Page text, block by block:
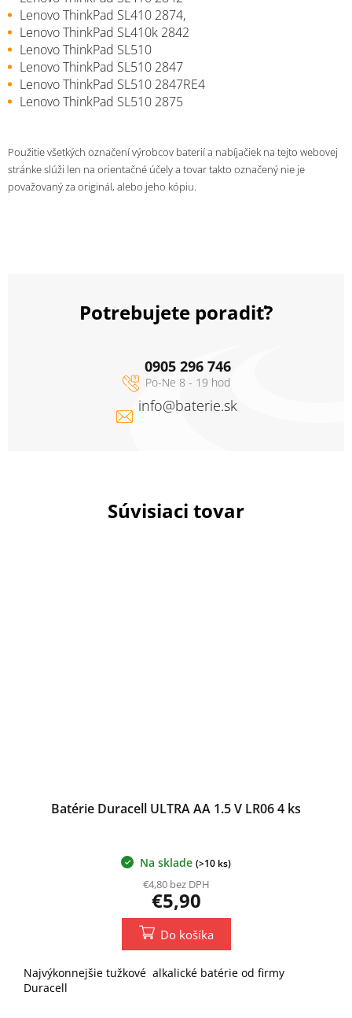
Súvisiaci tovar
Batérie Duracell ULTRA AA 1.5 V LR06 4 ks
Na sklade (>10 ks)
€4,80 bez DPH
€5,90
Do košíka
Najvýkonnejšie tužkové alkalické batérie od firmy
Duracell
Lenovo ThinkPad SL410 2874,
Lenovo ThinkPad SL410k 2842
Lenovo ThinkPad SL510
Lenovo ThinkPad SL510 2847
Lenovo ThinkPad SL510 2847RE4
Lenovo ThinkPad SL510 2875
Použitie všetkých označení výrobcov baterií a nabíjačiek na tejto webovej
stránke slúži len na orientačné účely a tovar takto označený nie je
považovaný za originál, alebo jeho kópiu.
Potrebujete poradiť?
info@baterie.sk
0905 296 746